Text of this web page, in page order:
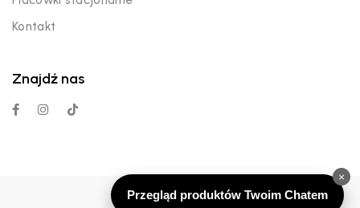
Kontakt
Znajdź nas
×
Przegląd produktów Twoim Chatem